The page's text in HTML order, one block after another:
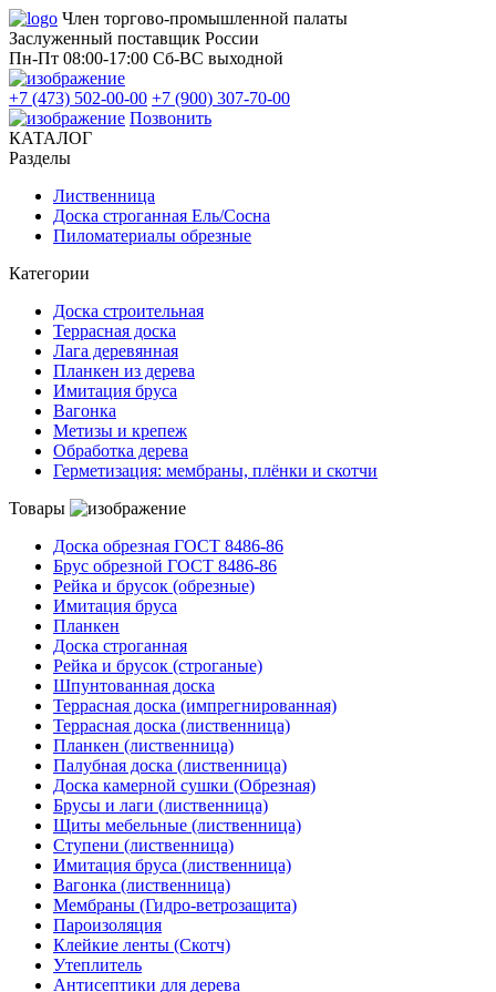
Член торгово-промышленной палаты
Заслуженный поставщик России
Пн-Пт 08:00-17:00 Сб-ВС выходной
+7 (473) 502-00-00 +7 (900) 307-70-00
Позвонить
КАТАЛОГ
Разделы
Лиственница
Доска строганная Ель/Сосна
Пиломатериалы обрезные
Категории
Доска строительная
Террасная доска
Лага деревянная
Планкен из дерева
Имитация бруса
Вагонка
Метизы и крепеж
Обработка дерева
Герметизация: мембраны, плёнки и скотчи
Товары
Доска обрезная ГОСТ 8486-86
Брус обрезной ГОСТ 8486-86
Рейка и брусок (обрезные)
Имитация бруса
Планкен
Доска строганная
Рейка и брусок (строганые)
Шпунтованная доска
Террасная доска (импрегнированная)
Террасная доска (лиственница)
Планкен (лиственница)
Палубная доска (лиственница)
Доска камерной сушки (Обрезная)
Брусы и лаги (лиственница)
Щиты мебельные (лиственница)
Ступени (лиственница)
Имитация бруса (лиственница)
Вагонка (лиственница)
Мембраны (Гидро-ветрозащита)
Пароизоляция
Клейкие ленты (Скотч)
Утеплитель
Антисептики для дерева